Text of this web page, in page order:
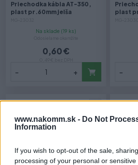
www.nakomm.sk - Do Not
Information
If you wish to opt-out of the sale,
processing of your personal or
Priechodka kábla AT-350,
plast pr.60mm jelša
Na sklade (19 ks)
0,60 €
- +
plast
-